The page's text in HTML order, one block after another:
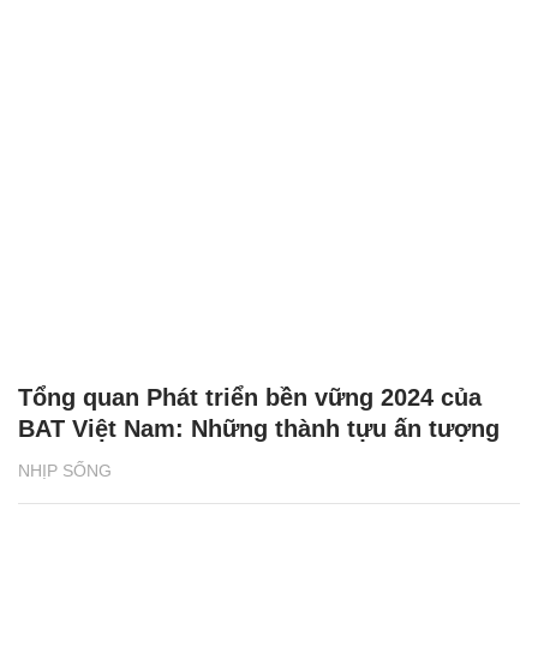
NHỊP SỐNG
Tổng quan Phát triển bền vững 2024 của
BAT Việt Nam: Những thành tựu ấn tượng